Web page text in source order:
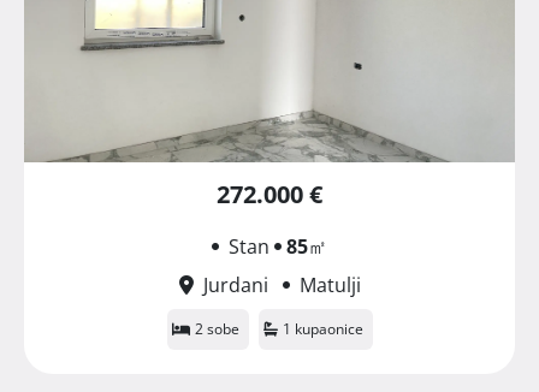
272.000 €
Stan 85㎡
Jurdani
Matulji
2 sobe 1 kupaonice